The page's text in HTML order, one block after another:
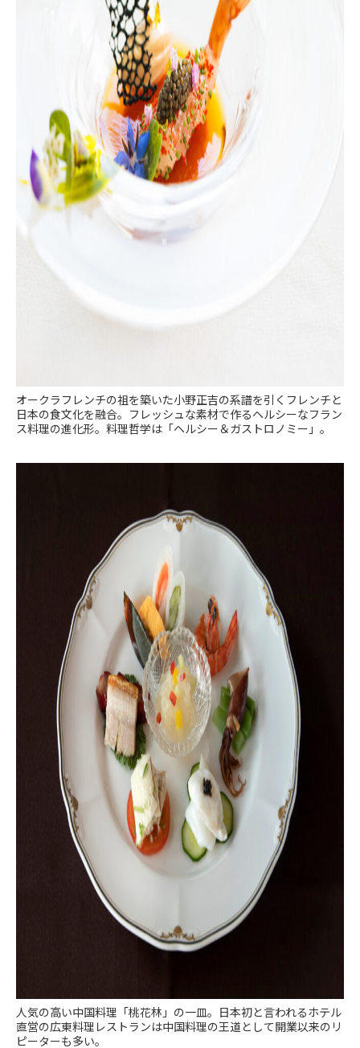
オークラフレンチの祖を築いた小野正吉の系譜を引くフレンチと
日本の食文化を融合。フレッシュな素材で作るヘルシーなフラン
ス料理の進化形。料理哲学は「ヘルシー＆ガストロノミー」。
人気の高い中国料理「桃花林」の一皿。日本初と言われるホテル
直営の広東料理レストランは中国料理の王道として開業以来のリ
ピーターも多い。